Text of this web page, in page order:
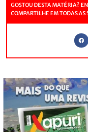
GOSTOU DESTA MATÉRIA?
COMPARTILHE EM TODAS AS